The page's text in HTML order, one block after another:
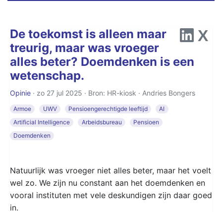
De toekomst is alleen maar
treurig, maar was vroeger
alles beter? Doemdenken is een
wetenschap.
Opinie · zo 27 jul 2025 · Bron: HR-kiosk · Andries Bongers
Armoe UWV Pensioengerechtigde leeftijd
AI
Artificial Intelligence
Arbeidsbureau
Pensioen
Doemdenken
Natuurlijk was vroeger niet alles beter, maar het voelt
wel zo. We zijn nu constant aan het doemdenken en
vooral instituten met vele deskundigen zijn daar goed
in.